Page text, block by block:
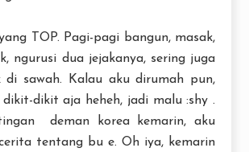
TOP. Pagi-pagi bangun, masak,
ngurusi dua jejakanya, sering juga
di sawah. Kalau aku dirumah pun,
dikit aja heheh, jadi malu :shy .
deman korea kemarin, aku
tentang bu e. Oh iya, kemarin